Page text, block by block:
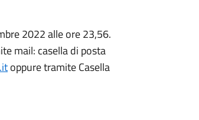
2022 alle ore 23,56.
mail: casella di posta
oppure tramite Casella